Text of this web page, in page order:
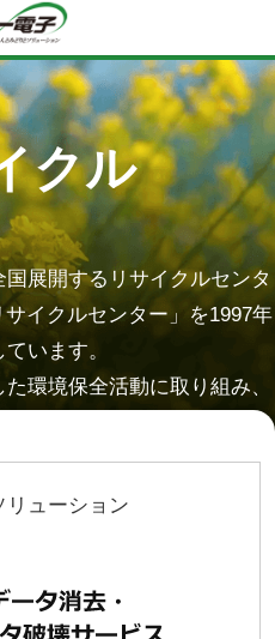
クル
展開するリサイクルセンタ
イクルセンター」を1997年
います。
環境保全活動に取り組み、
リューション